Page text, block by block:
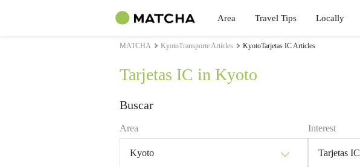
Area Travel Tips Locally
MATCHA KyotoTransporte Articles KyotoTarjetas IC Articles
Tarjetas IC in Kyoto
Buscar
Area
Kyoto
Interest
Tarjetas IC